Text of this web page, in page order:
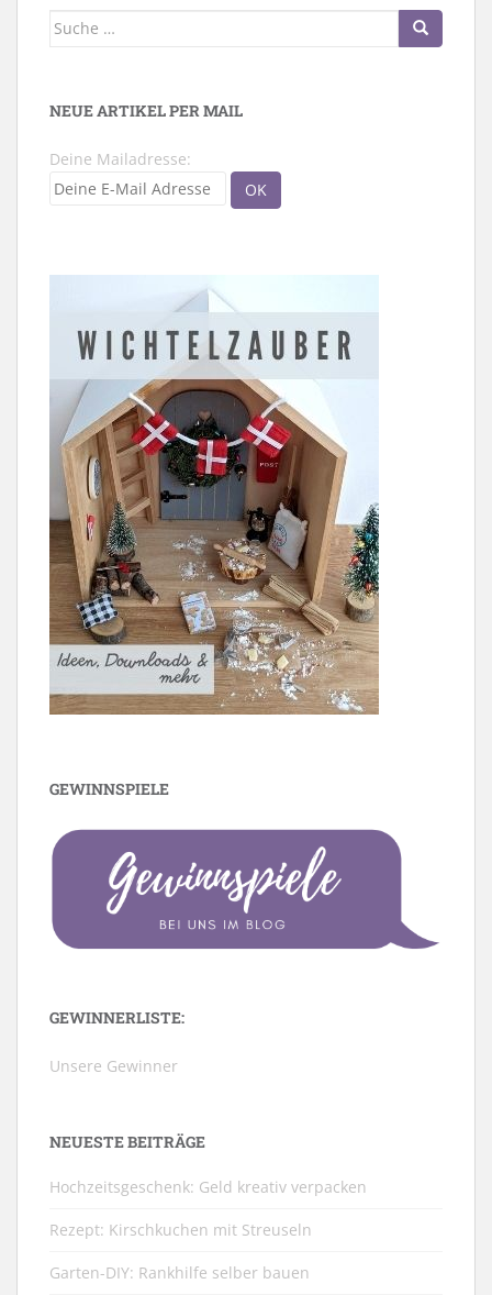
Suche
NEUE ARTIKEL PER MAIL
Deine Mailadresse:
GEWINNSPIELE
GEWINNERLISTE:
Unsere Gewinner
NEUESTE BEITRÄGE
Hochzeitsgeschenk: Geld kreativ verpacken
Rezept: Kirschkuchen mit Streuseln
Garten-DIY: Rankhilfe selber bauen